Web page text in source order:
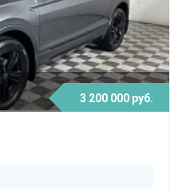
3 200 000 руб.